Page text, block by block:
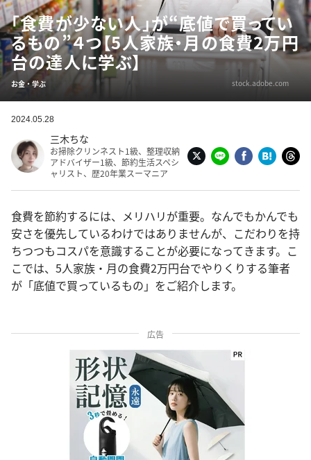
「食費が少ない人」が“底値で買ってい
るもの”４つ【5人家族・月の食費2万円
台の達人に学ぶ】
お金・学ぶ stock.adobe.com
2024.05.28
三木ちな
お掃除クリンネスト1級、整理収納
アドバイザー1級、節約生活スペシ
ャリスト、歴20年業スーマニア
食費を節約するには、メリハリが重要。なんでもかんでも
安さを優先しているわけではありませんが、こだわりを持
ちつつもコスパを意識することが必要になってきます。こ
こでは、5人家族・月の食費2万円台でやりくりする筆者
が「底値で買っているもの」をご紹介します。
広告